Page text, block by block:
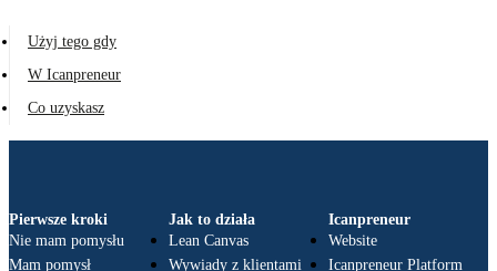
Użyj tego gdy
W Icanpreneur
Co uzyskasz
Pierwsze kroki
Nie mam pomysłu
Mam pomysł
Jak to działa
Lean Canvas
Wywiady z klientami
Icanpreneur
Website
Icanpreneur Platform